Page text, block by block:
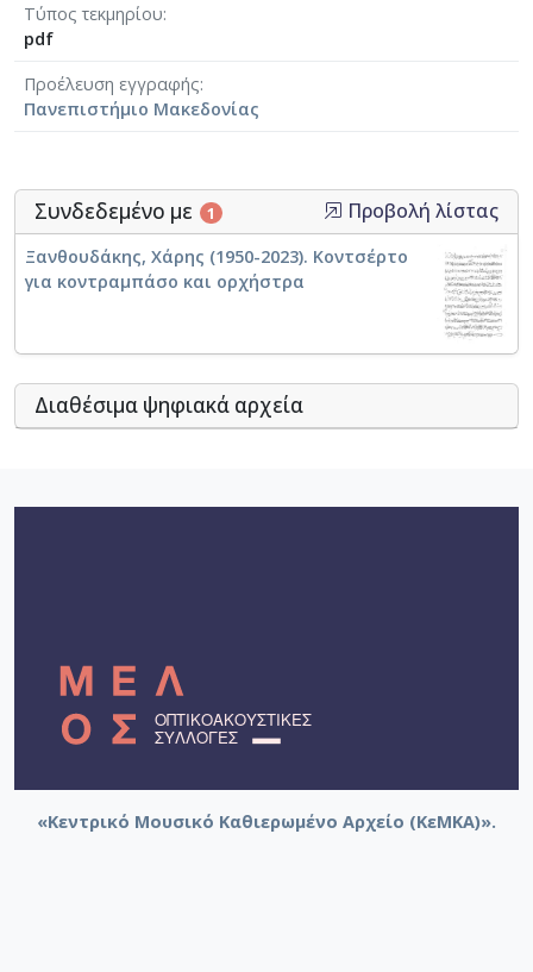
Τύπος τεκμηρίου
pdf
Προέλευση εγγραφής
Πανεπιστήμιο Μακεδονίας
Συνδεδεμένο με 1 Προβολή λίστας
Ξανθουδάκης, Χάρης (1950-2023). Κοντσέρτο
για κοντραμπάσο και ορχήστρα
Διαθέσιμα ψηφιακά αρχεία
«Κεντρικό Μουσικό Καθιερωμένο Αρχείο (ΚεΜΚΑ)».